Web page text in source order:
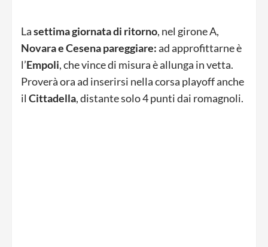
Lasettima giornata di ritorno, nel girone A,
Novara eCesena pareggiare:ad approfittarne è
l’Empoli, che vince di misura è allunga in vetta.
Proverà ora ad inserirsi nella corsa playoff anche
il Cittadella, distante solo 4 punti dai romagnoli.